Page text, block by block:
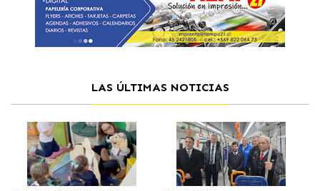
LAS ÚLTIMAS NOTICIAS